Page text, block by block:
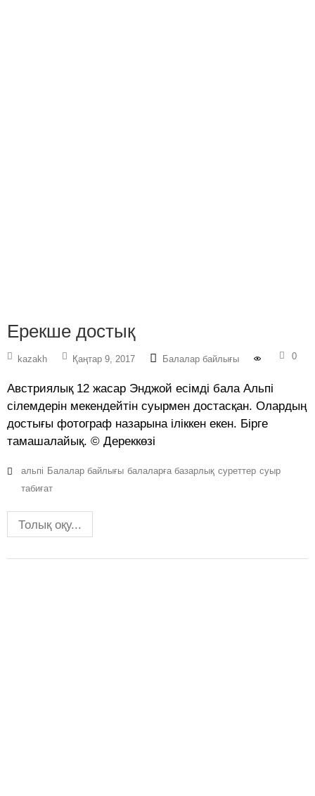
Ерекше достық
kazakh Қаңтар 9, 2017 Балалар байлығы 0
Австриялық 12 жасар Энджой есімді бала Альпі
сілемдерін мекендейтін суырмен достасқан. Олардың
достығы фотограф назарына іліккен екен. Бірге
тамашалайық. © Дереккөзі
альпі Балалар байлығы балаларға базарлық суреттер суыр
табиғат
Толық оқу...